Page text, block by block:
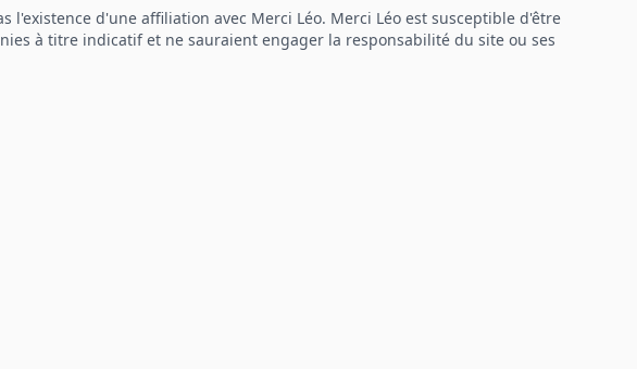
d'une affiliation avec Merci Léo. Merci Léo est susceptible d'être
à titre indicatif et ne sauraient engager la responsabilité du site ou ses